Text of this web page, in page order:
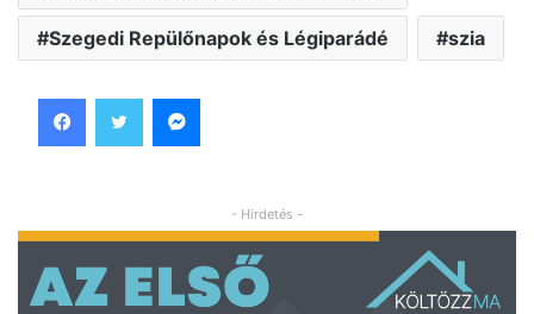
Szegedi Repülőnapok és Légiparádé szia
- Hirdetés -